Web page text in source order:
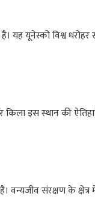
यह यूनेस्को विश्व
किला इस स्थान की
है। वन्यजीव संरक्षण के